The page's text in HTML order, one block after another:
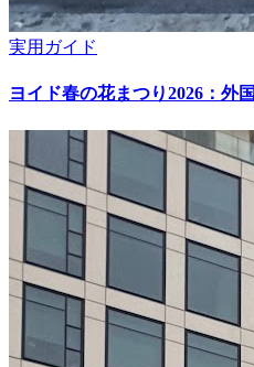
実用ガイド
ヨイド春の花まつり2026：外